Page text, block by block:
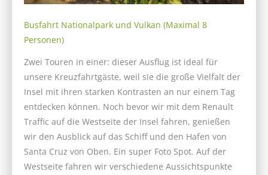
Busfahrt Nationalpark und Vulkan​ (Maximal 8
Personen)
Zwei Touren in einer: dieser Ausflug ist ideal für
unsere Kreuzfahrtgäste, weil sie die große Vielfalt der
Insel mit ihren starken Kontrasten an nur einem Tag
entdecken können. Noch bevor wir mit dem Renault
Traffic auf die Westseite der Insel fahren, genießen
wir den Ausblick auf das Schiff und den Hafen von
Santa Cruz von Oben. Ein super Foto Spot. Auf der
Westseite fahren wir verschiedene Aussichtspunkte